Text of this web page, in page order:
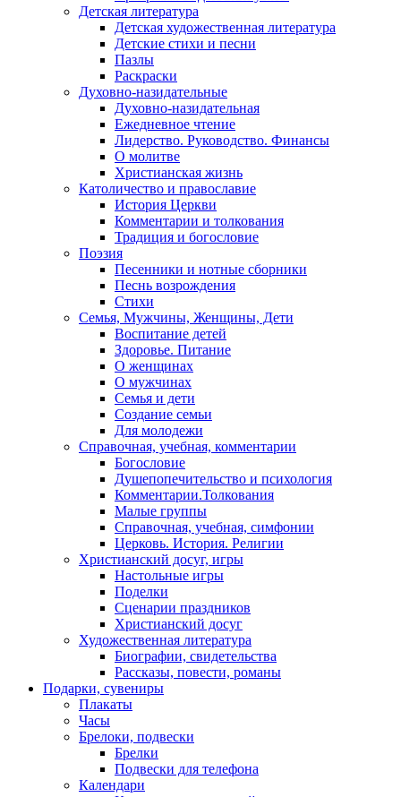
Детская литература
Детская художественная литература
Детские стихи и песни
Пазлы
Раскраски
Духовно-назидательные
Духовно-назидательная
Ежедневное чтение
Лидерство. Руководство. Финансы
О молитве
Христианская жизнь
Католичество и православие
История Церкви
Комментарии и толкования
Традиция и богословие
Поэзия
Песенники и нотные сборники
Песнь возрождения
Стихи
Семья, Мужчины, Женщины, Дети
Воспитание детей
Здоровье. Питание
О женщинах
О мужчинах
Семья и дети
Создание семьи
Для молодежи
Справочная, учебная, комментарии
Богословие
Душепопечительство и психология
Комментарии.Толкования
Малые группы
Справочная, учебная, симфонии
Церковь. История. Религии
Христианский досуг, игры
Настольные игры
Поделки
Сценарии праздников
Христианский досуг
Художественная литература
Биографии, свидетельства
Рассказы, повести, романы
Подарки, сувениры
Плакаты
Часы
Брелоки, подвески
Брелки
Подвески для телефона
Календари